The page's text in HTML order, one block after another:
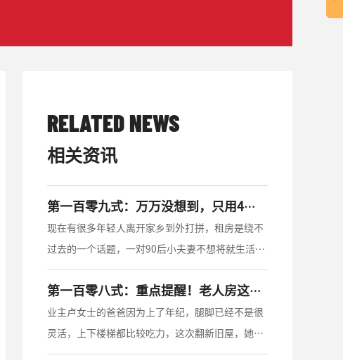
RELATED NEWS
相关资讯
第一百零九式：万万没想到，只用4天，就让出租房里焕然一新。
现在有很多年轻人离开家乡到外打拼，租房是绕不
过去的一个话题，一对90后小夫妻不想将就生活，
于是趁着假期，爆改了出租屋。关于改造出租屋这
个话题，我们也收到过很多小伙伴的询问：出租屋
改造贵吗？如果改造的话需要多少时间？
第一百零八式：重点提醒！老人房这样改造，才能让父母快乐生活！
业主卢女士的爸爸因为上了年纪，腿脚已经不是很
灵活，上下楼梯都比较吃力，这次翻新旧屋，她希
望我们在设计的时候可以多考虑居家细节，让她爸